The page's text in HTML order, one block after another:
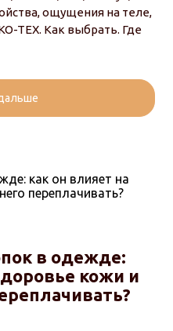
ощущения на теле,
TEX. Как выбрать. Где
в одежде:
кожи и